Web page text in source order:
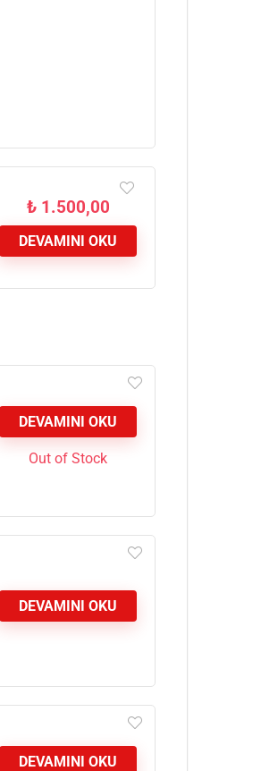
₺1.500,00
DEVAMINI OKU
DEVAMINI OKU
Out of Stock
DEVAMINI OKU
DEVAMINI OKU